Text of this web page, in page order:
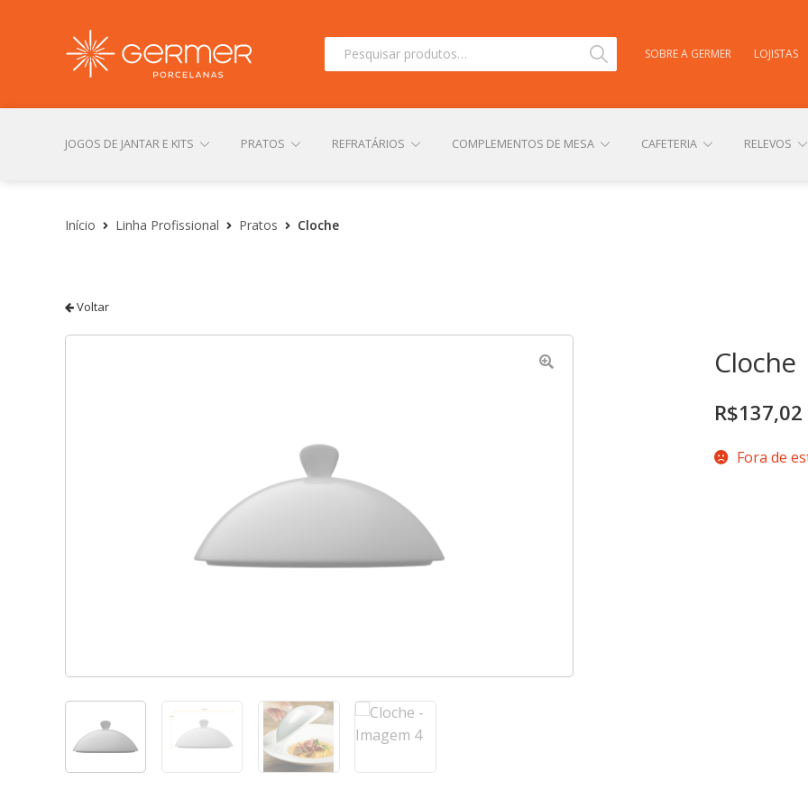
Pesquisar
Pesquisar SOBRE A GERMER LOJISTAS
JOGOS DE JANTAR E KITS PRATOS REFRATÁRIOS COMPLEMENTOS DE MESA CAFETERIA RELEVOS
Início Linha Profissional Pratos Cloche
Voltar
Cloche
R$137,02
Fora de